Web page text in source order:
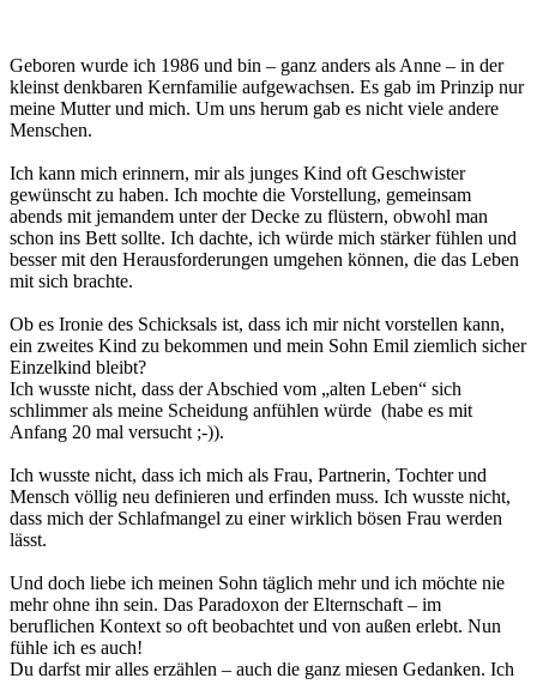
Geboren wurde ich 1986 und bin – ganz anders als Anne – in der
kleinst denkbaren Kernfamilie aufgewachsen. Es gab im Prinzip nur
meine Mutter und mich. Um uns herum gab es nicht viele andere
Menschen.
Ich kann mich erinnern, mir als junges Kind oft Geschwister
gewünscht zu haben. Ich mochte die Vorstellung, gemeinsam
abends mit jemandem unter der Decke zu flüstern, obwohl man
schon ins Bett sollte. Ich dachte, ich würde mich stärker fühlen und
besser mit den Herausforderungen umgehen können, die das Leben
mit sich brachte.
Ob es Ironie des Schicksals ist, dass ich mir nicht vorstellen kann,
ein zweites Kind zu bekommen und mein Sohn Emil ziemlich sicher
Einzelkind bleibt?
Ich wusste nicht, dass der Abschied vom „alten Leben“ sich
schlimmer als meine Scheidung anfühlen würde (habe es mit
Anfang 20 mal versucht ;-)).
Ich wusste nicht, dass ich mich als Frau, Partnerin, Tochter und
Mensch völlig neu definieren und erfinden muss. Ich wusste nicht,
dass mich der Schlafmangel zu einer wirklich bösen Frau werden
lässt.
Und doch liebe ich meinen Sohn täglich mehr und ich möchte nie
mehr ohne ihn sein. Das Paradoxon der Elternschaft – im
beruflichen Kontext so oft beobachtet und von außen erlebt. Nun
fühle ich es auch!
Du darfst mir alles erzählen – auch die ganz miesen Gedanken. Ich